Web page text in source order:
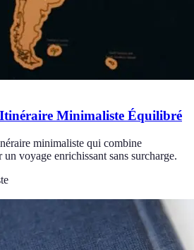
Minimaliste Équilibré
minimaliste qui combine
voyage enrichissant sans surcharge.